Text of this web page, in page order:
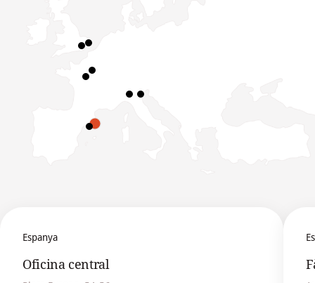
Espanya
Oficina central